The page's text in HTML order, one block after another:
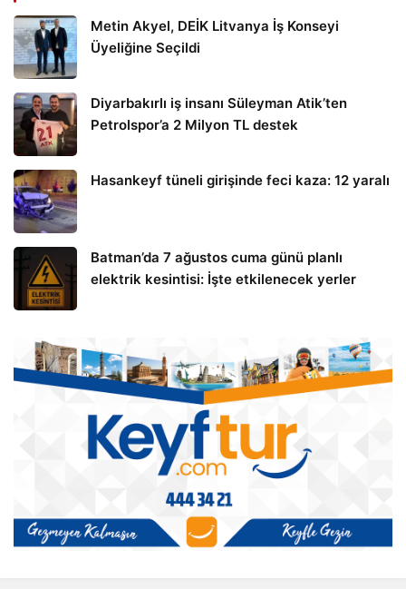
Metin Akyel, DEİK Litvanya İş Konseyi
Üyeliğine Seçildi
Diyarbakırlı iş insanı Süleyman Atik’ten
Petrolspor’a 2 Milyon TL destek
Hasankeyf tüneli girişinde feci kaza: 12 yaralı
Batman’da 7 ağustos cuma günü planlı
elektrik kesintisi: İşte etkilenecek yerler